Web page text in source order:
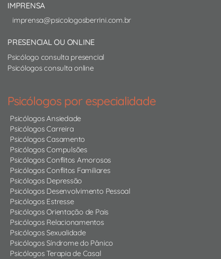
IMPRENSA
imprensa@psicologosberrini.com.br
PRESENCIAL OU ONLINE
Psicólogo consulta presencial
Psicólogos consulta online
Psicólogos por especialidade
Psicólogos Ansiedade
Psicólogos Carreira
Psicólogos Casamento
Psicólogos Compulsões
Psicólogos Conflitos Amorosos
Psicólogos Conflitos Familiares
Psicólogos Depressão
Psicólogos Desenvolvimento Pessoal
Psicólogos Estresse
Psicólogos Orientação de Pais
Psicólogos Relacionamentos
Psicólogos Sexualidade
Psicólogos Síndrome do Pânico
Psicólogos Terapia de Casal